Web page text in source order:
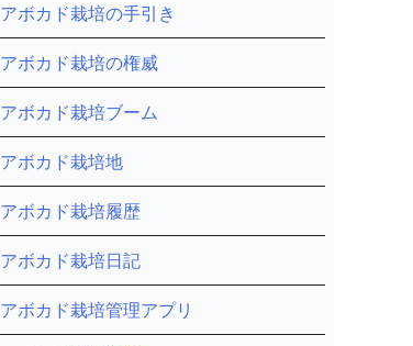
アボカド栽培の手引き
アボカド栽培の権威
アボカド栽培ブーム
アボカド栽培地
アボカド栽培履歴
アボカド栽培日記
アボカド栽培管理アプリ